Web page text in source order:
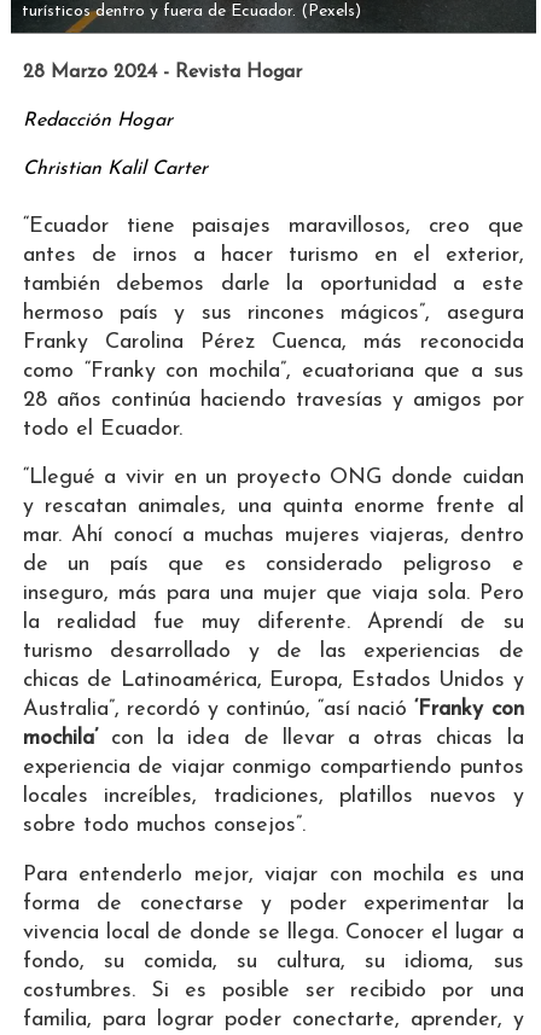
turísticos dentro y fuera de Ecuador. (Pexels)
28 Marzo 2024 - Revista Hogar
Redacción Hogar
Christian Kalil Carter
“Ecuador tiene paisajes maravillosos, creo que
antes de irnos a hacer turismo en el exterior,
también debemos darle la oportunidad a este
hermoso país y sus rincones mágicos”, asegura
Franky Carolina Pérez Cuenca, más reconocida
como “Franky con mochila”, ecuatoriana que a sus
28 años continúa haciendo travesías y amigos por
todo el Ecuador.
“Llegué a vivir en un proyecto ONG donde cuidan
y rescatan animales, una quinta enorme frente al
mar. Ahí conocí a muchas mujeres viajeras, dentro
de un país que es considerado peligroso e
inseguro, más para una mujer que viaja sola. Pero
la realidad fue muy diferente. Aprendí de su
turismo desarrollado y de las experiencias de
chicas de Latinoamérica, Europa, Estados Unidos y
Australia”, recordó y continúo, “así nació‘Franky con
mochila’con la idea de llevar a otras chicas la
experiencia de viajar conmigo compartiendo puntos
locales increíbles, tradiciones, platillos nuevos y
sobre todo muchos consejos”.
Para entenderlo mejor, viajar con mochila es una
forma de conectarse y poder experimentar la
vivencia local de donde se llega. Conocer el lugar a
fondo, su comida, su cultura, su idioma, sus
costumbres. Si es posible ser recibido por una
familia, para lograr poder conectarte, aprender, y